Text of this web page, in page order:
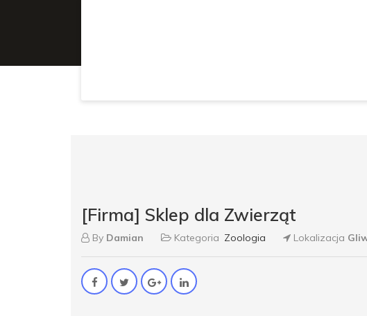
[Firma] Sklep dla Zwierząt
By Damian Kategoria Zoologia Lokalizacja